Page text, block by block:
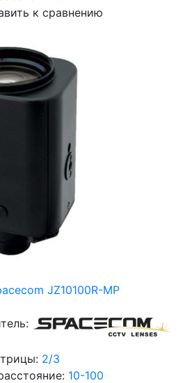
к сравнению
JZ10100R-MP
2/3
10-100